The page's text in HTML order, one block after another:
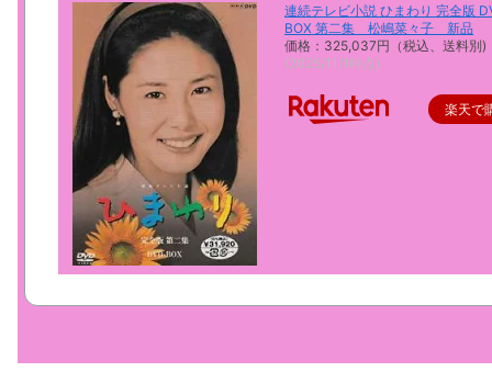
連続テレビ小説 ひまわり 完全版
BOX 第二集 松嶋菜々子 新品
価格：325,037円（税込、送料別)
(2025/11/1時点)
楽天で